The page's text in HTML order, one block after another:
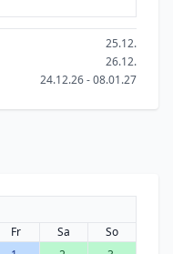
25.12.
26.12.
24.12.26 - 08.01.27
Fr Sa
So